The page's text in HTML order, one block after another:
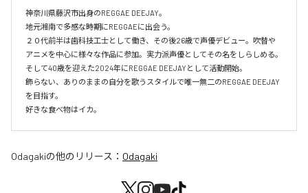
神奈川県藤沢市出身のREGGAE DEEJAY。
地元湘南で多感な時期にREGGAEに出会う。
２０代前半は歯科技工士として働き、その後26歳で声優デビュー。吹替や
アニメを中心に様々な作品に参加。実力派声優としてその名をしらしめる。
そして40歳を迎えた2024年にREGGAE DEEJAYとして活動開始。
飾らない、ありのままの自分を歌うスタイルで唯一無二のREGGAE DEEJAY
を目指す。
好きな食べ物はイカ。
Odagakiの他のリリース： Odagaki